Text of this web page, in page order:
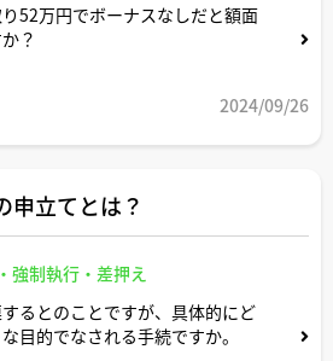
52万円でボーナスなしだと額面
？
2024/09/26
申立てとは？
強制執行・差押え
るとのことですが、具体的にど
目的でなされる手続ですか。